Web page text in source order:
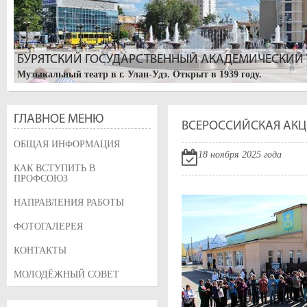
БУРЯТСКИЙ ГОСУДАРСТВЕННЫЙ АКАДЕМИЧЕСКИЙ
Музыкальный театр в г. Улан-Удэ. Открыт в 1939 году.
УЛАН-УДЭ. БУРЯТСКИЙ АРБАТ
Изначально, улица называлась Трактовая, так как по ней
Большая Николаевская, после визита цесаревича Николая.
была переименована в его честь, и на ней горожане высадили
ГЛАВНОЕ МЕНЮ
ОБЩАЯ ИНФОРМАЦИЯ
КАК ВСТУПИТЬ В
ПРОФСОЮЗ
НАПРАВЛЕНИЯ РАБОТЫ
ФОТОГАЛЕРЕЯ
КОНТАКТЫ
МОЛОДЁЖНЫЙ СОВЕТ
ВСЕРОССИЙСКАЯ
18 ноября 2025 года